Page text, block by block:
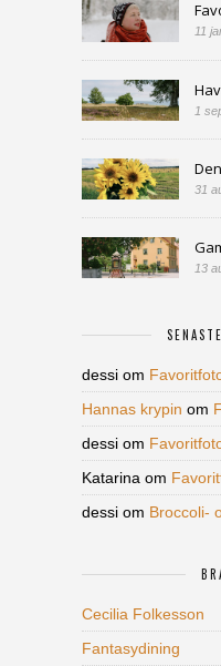
11
1
31
13
dessi om
Hannas krypin om
dessi om
Katarina om
dessi om Broccoli-
Cecilia Folkesson
Fantasydining